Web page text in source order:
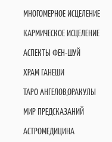
МНОГОМЕРНОЕ ИСЦЕЛЕНИЕ
КАРМИЧЕСКОЕ ИСЦЕЛЕНИЕ
АСПЕКТЫ ФЕН-ШУЙ
ХРАМ ГАНЕШИ
ТАРО АНГЕЛОВ,ОРАКУЛЫ
МИР ПРЕДСКАЗАНИЙ
АСТРОМЕДИЦИНА